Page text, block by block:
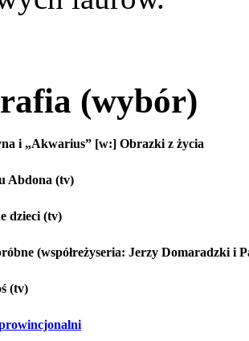
(wybór)
i „Akwarius” [w:] Obrazki z życia
Abdona (tv)
dzieci (tv)
(współreżyseria: Jerzy Domaradzki i
(tv)